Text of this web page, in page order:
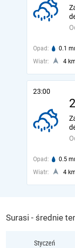
Opad: 0.1
Wiatr:
4
23:00
Opad: 0.5
Wiatr:
4
Surasi - średnie
Styczeń